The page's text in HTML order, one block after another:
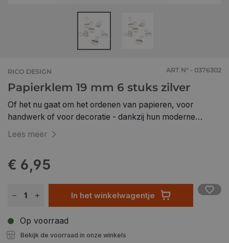
RICO DESIGN ART N° - 0376302
Papierklem 19 mm 6 stuks zilver
Of het nu gaat om het ordenen van papieren, voor
handwerk of voor decoratie - dankzij hun moderne
uiterlijk kunnen de klembordclips en draadclips niet
• Maat: 19 mm • Inhoud: 6 stuks
Lees meer
€ 6,95
In het winkelwagentje
Op voorraad
Bekijk de voorraad in onze winkels